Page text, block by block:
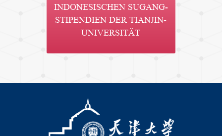
INDONESISCHEN SUGANG-
STIPENDIEN DER TIANJIN-
UNIVERSITÄT